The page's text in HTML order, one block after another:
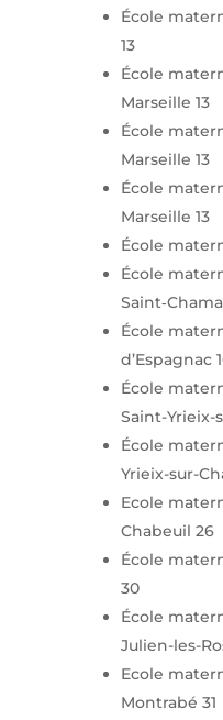
École
13
École
Marseille 13
École
Marseille 13
École
Marseille 13
École
École
École
d’Espagnac
École
Saint-Yrieix-
École
Yrieix-sur-
Ecole
Chabeuil 26
École
30
École
Julien-les-
Ecole
Montrabé 31